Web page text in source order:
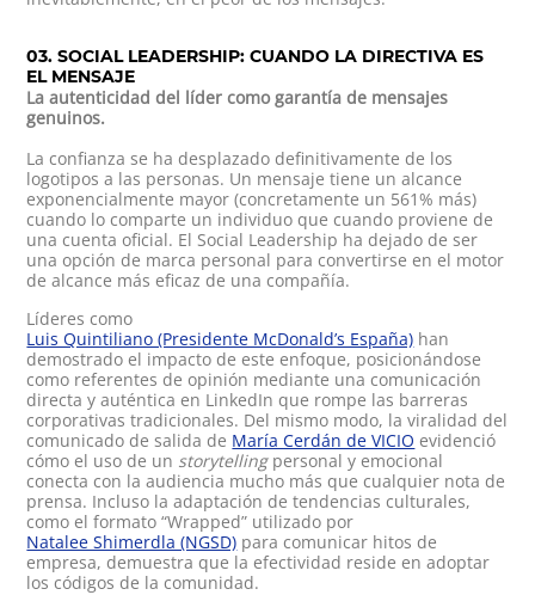
03. SOCIAL LEADERSHIP: CUANDO LA DIRECTIVA ES
EL MENSAJE
La autenticidad del líder como garantía de mensajes
genuinos.
La confianza se ha desplazado definitivamente de los
logotipos a las personas. Un mensaje tiene un alcance
exponencialmente mayor (concretamente un 561% más)
cuando lo comparte un individuo que cuando proviene de
una cuenta oficial. El Social Leadership ha dejado de ser
una opción de marca personal para convertirse en el motor
de alcance más eficaz de una compañía.
Líderes como
Luis Quintiliano (Presidente McDonald’s España) han
demostrado el impacto de este enfoque, posicionándose
como referentes de opinión mediante una comunicación
directa y auténtica en LinkedIn que rompe las barreras
corporativas tradicionales. Del mismo modo, la viralidad del
comunicado de salida de María Cerdán de VICIO evidenció
cómo el uso de un storytellingpersonal y emocional
conecta con la audiencia mucho más que cualquier nota de
prensa. Incluso la adaptación de tendencias culturales,
como el formato “Wrapped” utilizado por
Natalee Shimerdla (NGSD) para comunicar hitos de
empresa, demuestra que la efectividad reside en adoptar
los códigos de la comunidad.